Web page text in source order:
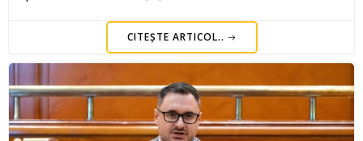
CITEȘTE ARTICOL..